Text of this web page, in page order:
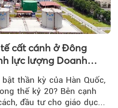
cất cánh ở Đông
lực lượng Doanh
thần kỳ của Hàn Quốc,
thế kỷ 20? Bên cạnh
đầu tư cho giáo dục...